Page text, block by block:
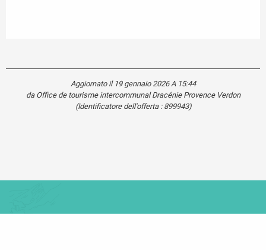
Aggiornato il 19 gennaio 2026 A 15:44
da Office de tourisme intercommunal Dracénie Provence Verdon
(Identificatore dell'offerta : 899943)